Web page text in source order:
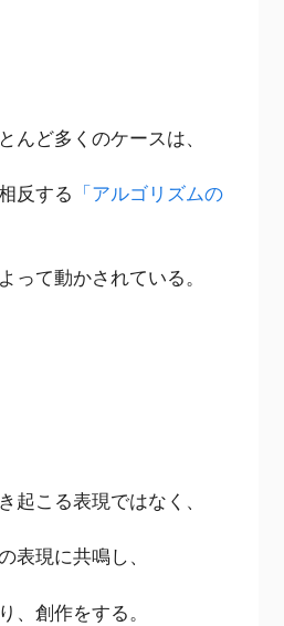
んど多くのケースは、
反する 「アルゴリズムの
って動かされている。
起こる表現ではなく、
表現に共鳴し、
、創作をする。